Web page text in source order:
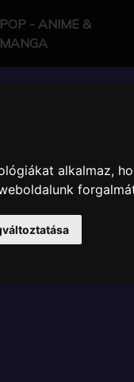
alkalmaz,
POP - ANIME &
MANGA